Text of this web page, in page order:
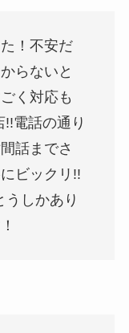
！不安だ
らないと
く対応も
!!電話の通り
話までさ
ビックリ!!
うしかあり